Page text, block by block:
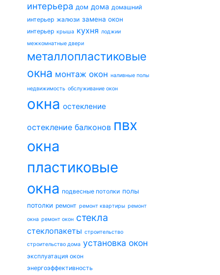
интерьера дом дома домашний
интерьер жалюзи замена окон
интерьер крыша кухня лоджии
межкомнатные двери
металлопластиковые
окна монтаж окон наливные полы
недвижимость обслуживание окон
окна остекление
остекление балконов пвх
окна
пластиковые
окна подвесные потолки полы
потолки ремонт ремонт квартиры ремонт
окна ремонт окон стекла
стеклопакеты строительство
строительство дома установка окон
эксплуатация окон
энергоэффективность